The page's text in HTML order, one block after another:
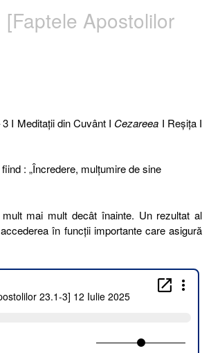
Apostolilor
I Meditaţii din Cuvânt I Cezareea I Reşiţa I
: „Încredere, mulțumire de sine
mai mult decât înainte. Un rezultat al
în funcții importante care asigură